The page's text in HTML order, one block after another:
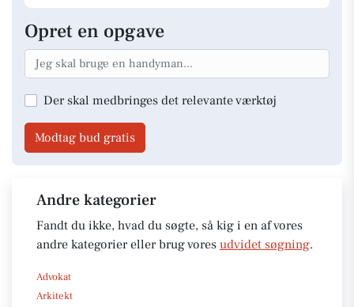
Opret en opgave
Der skal medbringes det relevante værktøj
Modtag bud gratis
Andre kategorier
Fandt du ikke, hvad du søgte, så kig i en af vores
andre kategorier eller brug vores udvidet søgning.
Advokat
Arkitekt